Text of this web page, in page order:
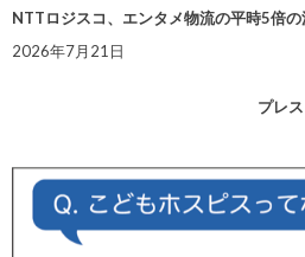
NTTロジスコ、エンタメ物流の平時5倍
2026年7月21日
プレ